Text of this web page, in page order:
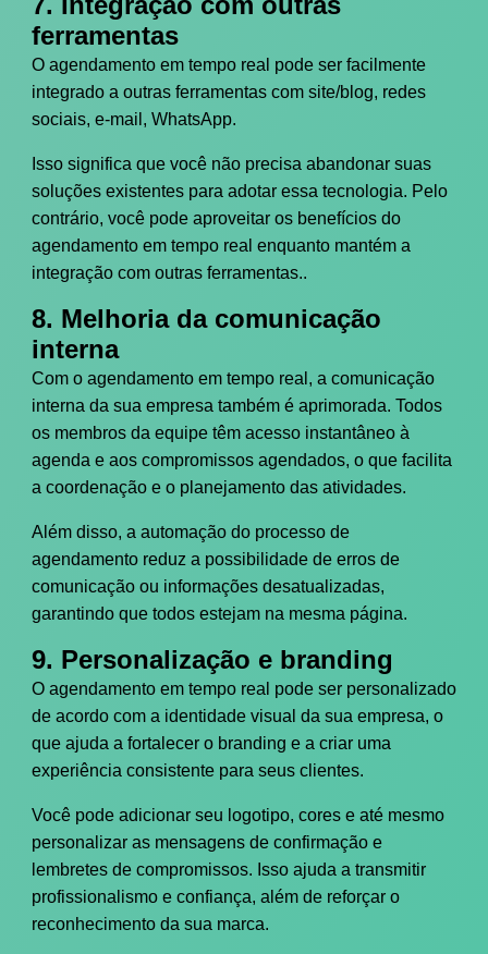
ferramentas
O agendamento em tempo real pode ser facilmente
integrado a outras ferramentas com site/blog, redes
sociais, e-mail, WhatsApp.
Isso significa que você não precisa abandonar suas
soluções existentes para adotar essa tecnologia. Pelo
contrário, você pode aproveitar os benefícios do
agendamento em tempo real enquanto mantém a
integração com outras ferramentas..
8. Melhoria da comunicação
interna
Com o agendamento em tempo real, a comunicação
interna da sua empresa também é aprimorada. Todos
os membros da equipe têm acesso instantâneo à
agenda e aos compromissos agendados, o que facilita
a coordenação e o planejamento das atividades.
Além disso, a automação do processo de
agendamento reduz a possibilidade de erros de
comunicação ou informações desatualizadas,
garantindo que todos estejam na mesma página.
9. Personalização e branding
O agendamento em tempo real pode ser personalizado
de acordo com a identidade visual da sua empresa, o
que ajuda a fortalecer o branding e a criar uma
experiência consistente para seus clientes.
Você pode adicionar seu logotipo, cores e até mesmo
personalizar as mensagens de confirmação e
lembretes de compromissos. Isso ajuda a transmitir
profissionalismo e confiança, além de reforçar o
reconhecimento da sua marca.